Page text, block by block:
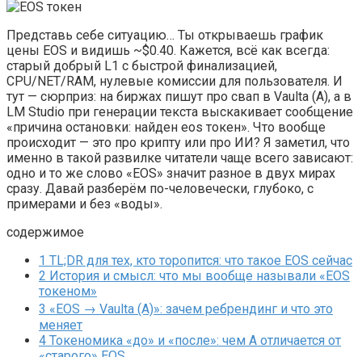
Представь себе ситуацию… Ты открываешь график
цены EOS и видишь ~$0.40. Кажется, всё как всегда:
старый добрый L1 с быстрой финализацией,
CPU/NET/RAM, нулевые комиссии для пользователя. И
тут — сюрприз: на биржах пишут про свап в Vaulta (A), а в
LM Studio при генерации текста выскакивает сообщение
«причина остановки: найден eos токен». Что вообще
происходит — это про крипту или про ИИ? Я заметил, что
именно в такой развилке читатели чаще всего зависают:
одно и то же слово «EOS» значит разное в двух мирах
сразу. Давай разберём по-человечески, глубоко, с
примерами и без «воды».
содержимое
1 TL;DR для тех, кто торопится: что такое EOS сейчас
2 История и смысл: что мы вообще называли «EOS
токеном»
3 «EOS → Vaulta (A)»: зачем ребрендинг и что это
меняет
4 Токеномика «до» и «после»: чем A отличается от